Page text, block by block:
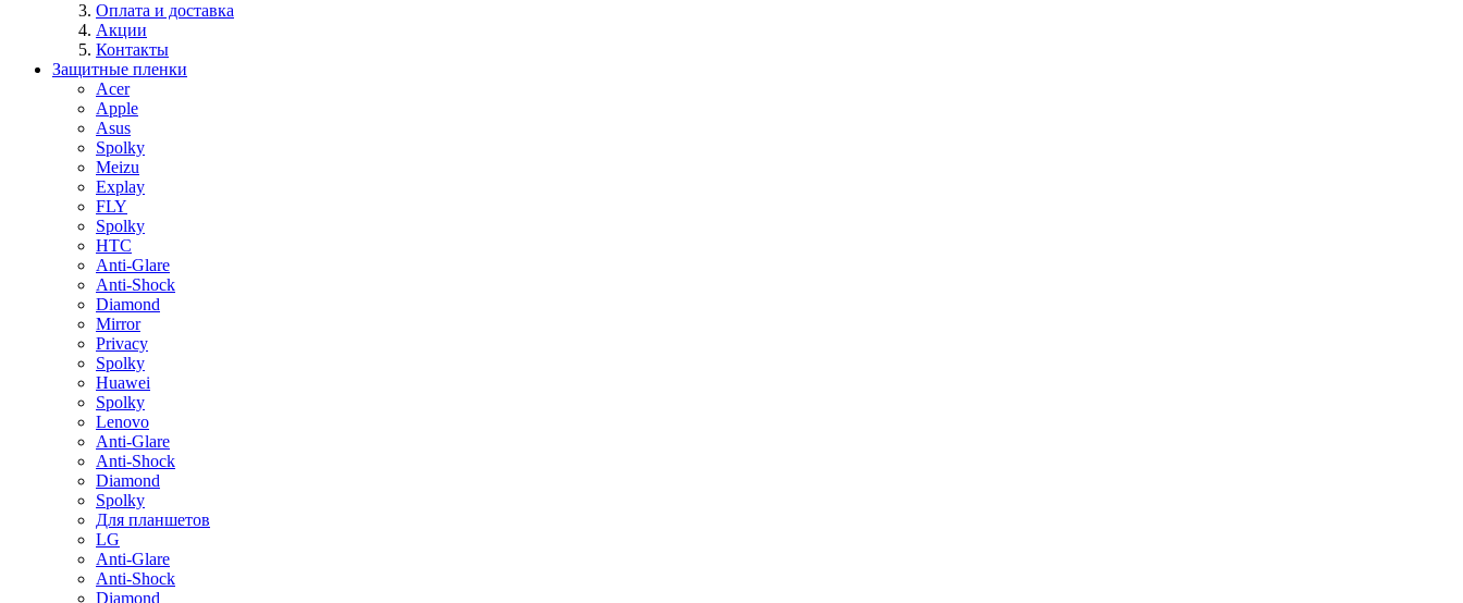
Оплата и доставка
Акции
Контакты
Защитные пленки
Acer
Apple
Asus
Spolky
Meizu
Explay
FLY
Spolky
HTC
Anti-Glare
Anti-Shock
Diamond
Mirror
Privacy
Spolky
Huawei
Spolky
Lenovo
Anti-Glare
Anti-Shock
Diamond
Spolky
Для планшетов
LG
Anti-Glare
Anti-Shock
Diamond